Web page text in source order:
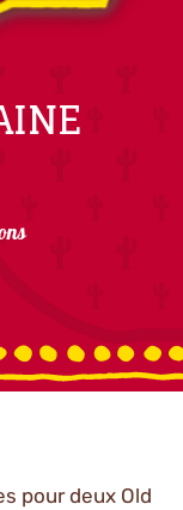
pour deux Old